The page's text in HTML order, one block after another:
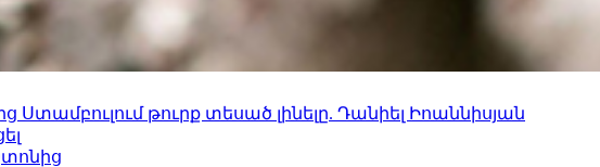
թուրք տեսած լինելը. Դանիել Իոաննիսյան